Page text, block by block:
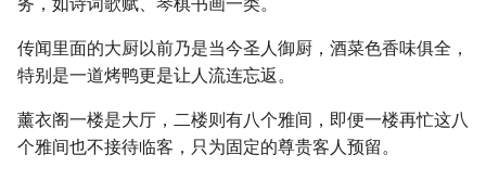
传闻里面的大厨以前乃是当今圣人御厨，酒菜色香味俱全，
特别是一道烤鸭更是让人流连忘返。
薰衣阁一楼是大厅，二楼则有八个雅间，即便一楼再忙这八
个雅间也不接待临客，只为固定的尊贵客人预留。